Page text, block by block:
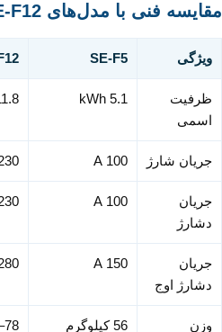
مقایسه فنی با مدل‌های SE-F12 و SE-F16
ویژگی SE-F5
ظرفیت
اسمی
5.1 kWh
kWh
جریان شارژ 100 A
A
جریان
دشارژ
100 A
A
جریان
دشارژ اوج
150 A
A
وزن 56 کیلوگرم 78–84 کیلوگرم